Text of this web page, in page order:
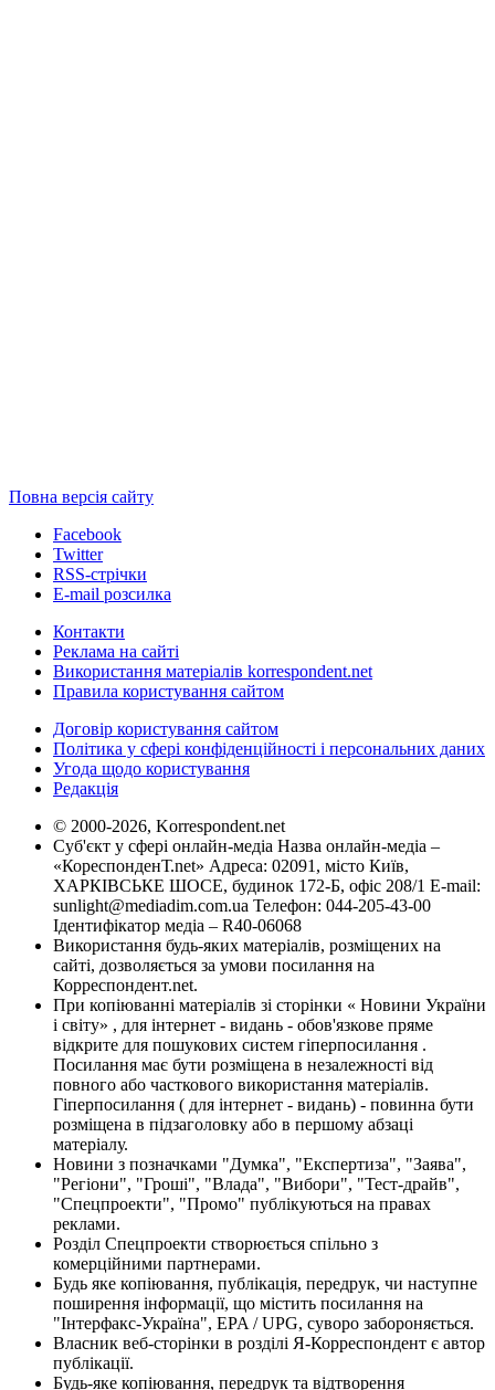
Повна версія сайту
Facebook
Twitter
RSS-стрічки
E-mail розсилка
Контакти
Реклама на сайті
Використання матеріалів korrespondent.net
Правила користування сайтом
Договір користування сайтом
Політика у сфері конфіденційності і персональних даних
Угода щодо користування
Редакція
© 2000-2026, Korrespondent.net
Суб'єкт у сфері онлайн-медіа Назва онлайн-медіа –
«КореспонденТ.net» Адреса: 02091, місто Київ,
ХАРКІВСЬКЕ ШОСЕ, будинок 172-Б, офіс 208/1 E-mail:
sunlight@mediadim.com.ua Телефон: 044-205-43-00
Ідентифікатор медіа – R40-06068
Використання будь-яких матеріалів, розміщених на
сайті, дозволяється за умови посилання на
Корреспондент.net.
При копіюванні матеріалів зі сторінки « Новини України
і світу» , для інтернет - видань - обов'язкове пряме
відкрите для пошукових систем гіперпосилання .
Посилання має бути розміщена в незалежності від
повного або часткового використання матеріалів.
Гіперпосилання ( для інтернет - видань) - повинна бути
розміщена в підзаголовку або в першому абзаці
матеріалу.
Новини з позначками "Думка", "Експертиза", "Заява",
"Регіони", "Гроші", "Влада", "Вибори", "Тест-драйв",
"Спецпроекти", "Промо" публікуються на правах
реклами.
Розділ Спецпроекти створюється спільно з
комерційними партнерами.
Будь яке копіювання, публікація, передрук, чи наступне
поширення інформації, що містить посилання на
"Інтерфакс-Україна", EPA / UPG, суворо забороняється.
Власник веб-сторінки в розділі Я-Корреспондент є автор
публікації.
Будь-яке копіювання, передрук та відтворення